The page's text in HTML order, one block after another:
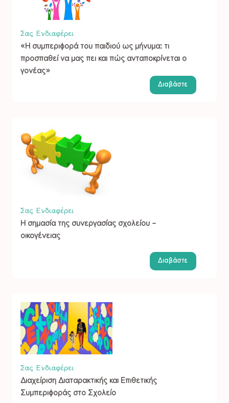
Σας Ενδιαφέρει
«Η συμπεριφορά του παιδιού ως μήνυμα: τι
προσπαθεί να μας πει και πώς ανταποκρίνεται ο
γονέας»
Διαβάστε
Σας Ενδιαφέρει
Η σημασία της συνεργασίας σχολείου –
οικογένειας
Διαβάστε
Σας Ενδιαφέρει
Διαχείριση Διαταρακτικής και Επιθετικής
Συμπεριφοράς στο Σχολείο